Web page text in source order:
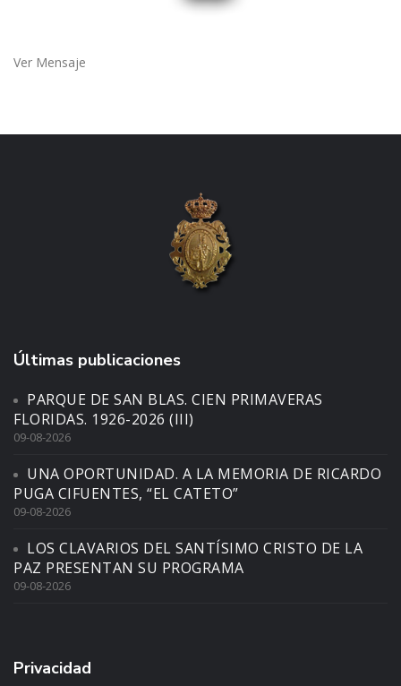
Ver Mensaje
Últimas publicaciones
PARQUE DE SAN BLAS. CIEN PRIMAVERAS
FLORIDAS. 1926-2026 (III)
09-08-2026
UNA OPORTUNIDAD. A LA MEMORIA DE RICARDO
PUGA CIFUENTES, “EL CATETO”
09-08-2026
LOS CLAVARIOS DEL SANTÍSIMO CRISTO DE LA
PAZ PRESENTAN SU PROGRAMA
09-08-2026
Privacidad